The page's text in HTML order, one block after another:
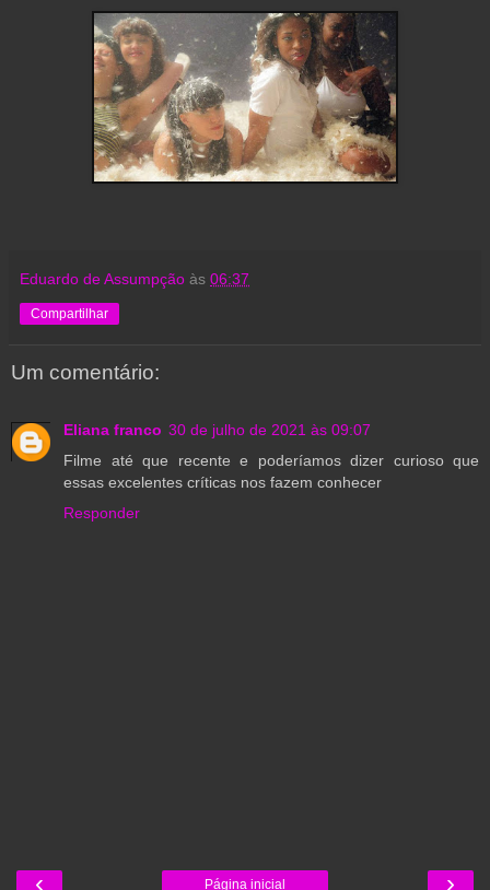
Eduardo de Assumpção às 06:37
Compartilhar
Um comentário:
Eliana franco 30 de julho de 2021 às 09:07
Filme até que recente e poderíamos dizer curioso que
essas excelentes críticas nos fazem conhecer
Responder
‹ ›
Página inicial